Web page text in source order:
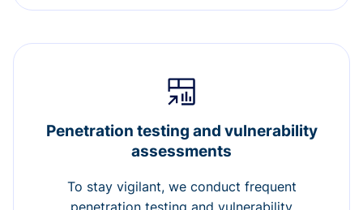
Penetration testing and vulnerability
assessments
To stay vigilant, we conduct frequent
penetration testing and vulnerability